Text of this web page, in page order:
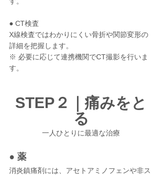
● CT検査
X線検査ではわかりにくい骨折や関節変形の
詳細を把握します。
※ 必要に応じて連携機関でCT撮影を行いま
す。
STEP２｜痛みをと
る
一人ひとりに最適な治療
● 薬
消炎鎮痛剤には、アセトアミノフェンや非ス